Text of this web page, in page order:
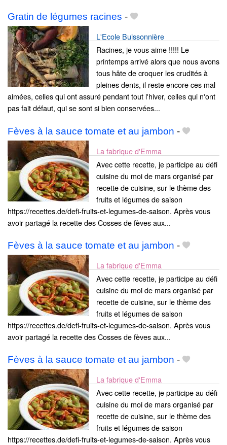
Gratin de légumes racines -
L'Ecole Buissonnière
Racines, je vous aime !!!!! Le
printemps arrivé alors que nous avons
tous hâte de croquer les crudités à
pleines dents, il reste encore ces mal
aimées, celles qui ont assuré pendant tout l'hiver, celles qui n'ont
pas fait défaut, qui se sont si bien conservées...
Fèves à la sauce tomate et au jambon -
La fabrique d'Emma
Avec cette recette, je participe au défi
cuisine du moi de mars organisé par
recette de cuisine, sur le thème des
fruits et légumes de saison
https://recettes.de/defi-fruits-et-legumes-de-saison. Après vous
avoir partagé la recette des Cosses de fèves aux...
Fèves à la sauce tomate et au jambon -
La fabrique d'Emma
Avec cette recette, je participe au défi
cuisine du moi de mars organisé par
recette de cuisine, sur le thème des
fruits et légumes de saison
https://recettes.de/defi-fruits-et-legumes-de-saison. Après vous
avoir partagé la recette des Cosses de fèves aux...
Fèves à la sauce tomate et au jambon -
La fabrique d'Emma
Avec cette recette, je participe au défi
cuisine du moi de mars organisé par
recette de cuisine, sur le thème des
fruits et légumes de saison
https://recettes.de/defi-fruits-et-legumes-de-saison. Après vous